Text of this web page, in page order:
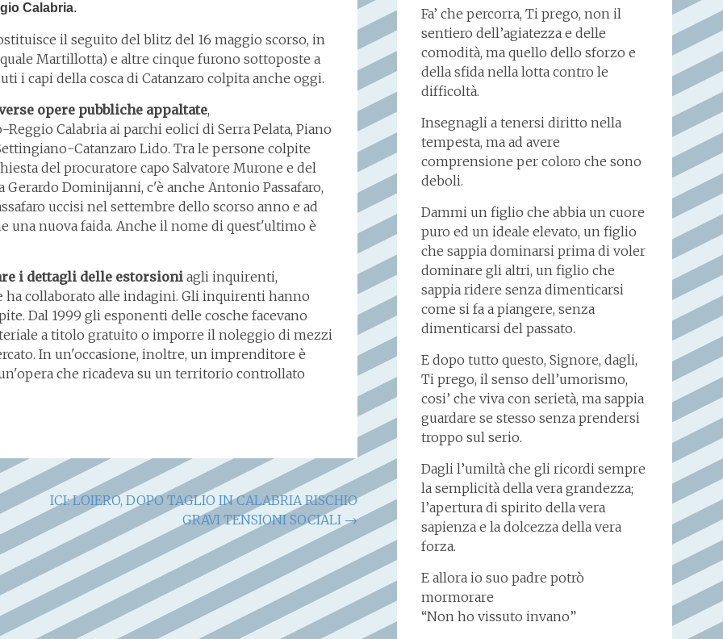
Calabria.
il seguito del blitz del 16 maggio scorso, in
Martillotta) e altre cinque furono sottoposte a
i capi della cosca di Catanzaro colpita anche oggi.
opere pubbliche appaltate,
Calabria ai parchi eolici di Serra Pelata, Piano
Catanzaro Lido. Tra le persone colpite
del procuratore capo Salvatore Murone e del
Dominijanni, c'è anche Antonio Passafaro,
uccisi nel settembre dello scorso anno e ad
una nuova faida. Anche il nome di quest'ultimo è
i dettagli delle estorsioni agli inquirenti,
collaborato alle indagini. Gli inquirenti hanno
Dal 1999 gli esponenti delle cosche facevano
a titolo gratuito o imporre il noleggio di mezzi
In un'occasione, inoltre, un imprenditore è
che ricadeva su un territorio controllato
ICI: LOIERO, DOPO TAGLIO IN CALABRIA RISCHIO
GRAVI TENSIONI SOCIALI →
Fa’ che percorra, Ti prego, non il
sentiero dell’agiatezza e delle
comodità, ma quello dello sforzo e
della sfida nella lotta contro le
difficoltà.
Insegnagli a tenersi diritto nella
tempesta, ma ad avere
comprensione per coloro che sono
deboli.
Dammi un figlio che abbia un cuore
puro ed un ideale elevato, un figlio
che sappia dominarsi prima di voler
dominare gli altri, un figlio che
sappia ridere senza dimenticarsi
come si fa a piangere, senza
dimenticarsi del passato.
E dopo tutto questo, Signore, dagli,
Ti prego, il senso dell’umorismo,
cosi’ che viva con serietà, ma sappia
guardare se stesso senza prendersi
troppo sul serio.
Dagli l’umiltà che gli ricordi sempre
la semplicità della vera grandezza;
l’apertura di spirito della vera
sapienza e la dolcezza della vera
forza.
E allora io suo padre potrò
mormorare
“Non ho vissuto invano”